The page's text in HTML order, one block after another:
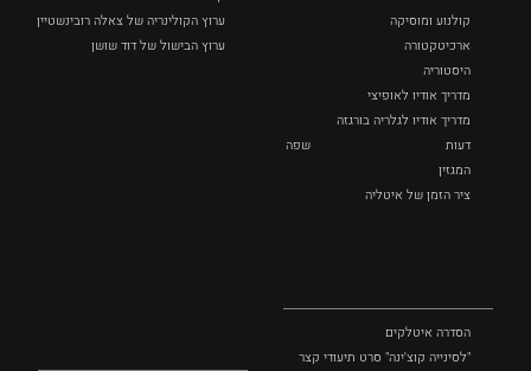
קולנוע ומוסיקה
ארכיטקטורה
היסטוריה
מדריך אודיו לאופיצי
מדריך אודיו לגלריה בורגזה
דעות
שפה
המגזין
ציר הזמן של איטליה
ערוץ הקולינריה של צאלה רובינשטיין
ערוץ הבישול של דוד שושן
הסדרה איטלקים
"לסינייה קוצ'ינה" סרט תיעודי קצר